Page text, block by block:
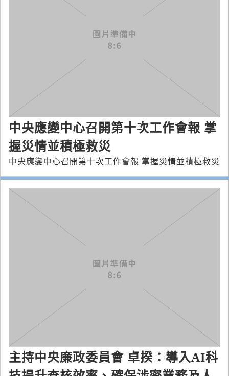
中央應變中心召開第十次工作會報 掌
握災情並積極救災
中央應變中心召開第十次工作會報 掌握災情並積極救災
主持中央廉政委員會 卓揆：導入AI科